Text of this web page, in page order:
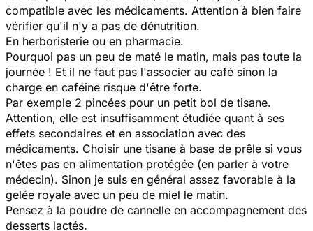
compatible avec les médicaments. Attention à bien faire
vérifier qu'il n'y a pas de dénutrition.
En herboristerie ou en pharmacie.
Pourquoi pas un peu de maté le matin, mais pas toute la
journée ! Et il ne faut pas l'associer au café sinon la
charge en caféine risque d'être forte.
Par exemple 2 pincées pour un petit bol de tisane.
Attention, elle est insuffisamment étudiée quant à ses
effets secondaires et en association avec des
médicaments. Choisir une tisane à base de prêle si vous
n'êtes pas en alimentation protégée (en parler à votre
médecin). Sinon je suis en général assez favorable à la
gelée royale avec un peu de miel le matin.
Pensez à la poudre de cannelle en accompagnement des
desserts lactés.